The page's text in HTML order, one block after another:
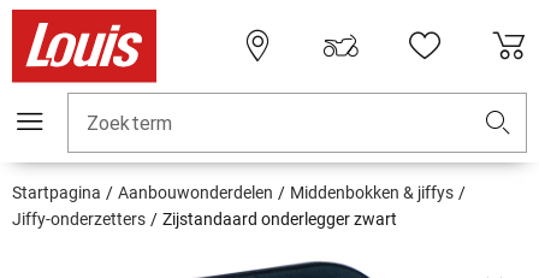
Zoekterm
Startpagina Aanbouwonderdelen
Middenbokken & jiffys
Jiffy-onderzetters
Zijstandaard onderlegger zwart